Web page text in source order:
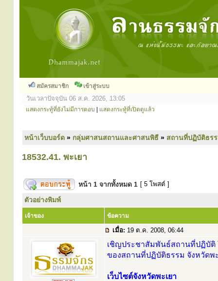
สมัครสมาชิก เข้าสู่ระบบ
วันเวลาปัจจุบัน 06 ส.ค. 2026, 13:05
แสดงกระทู้ที่ยังไม่มีการตอบ แสดงกระทู้ที่เปิดดูแล้ว
หน้าเว็บบอร์ด » กลุ่มศาสนสถานและศาสนพิธี » สถานที่ปฏิบัติธร
18532.41. พะเยา
หน้า 1 จากทั้งหมด 1 [ 5 โพสต์ ]
ตัวอย่างพิมพ์
เจ้าของ ข้อความ
เมื่อ: 19 ต.ค. 2008, 06:44
เชิญประชาสัมพันธ์สถานที่ปฏิบัติ
ของสถานที่ปฏิบัติธรรม จังหวัดพะ
เว็บไซต์จังหวัดพะเยา